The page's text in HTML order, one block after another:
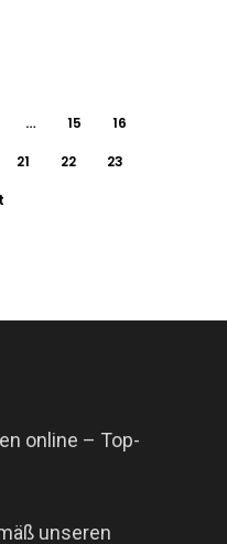
… 15 16
21 22 23
online – Top-
unseren